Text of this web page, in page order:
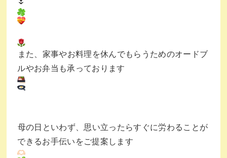
⁡また、家事やお料理を休んでもらうためのオードブ
ルやお弁当も承っております
⁡母の日といわず、思い立ったらすぐに労わることが
できるお手伝いをご提案します